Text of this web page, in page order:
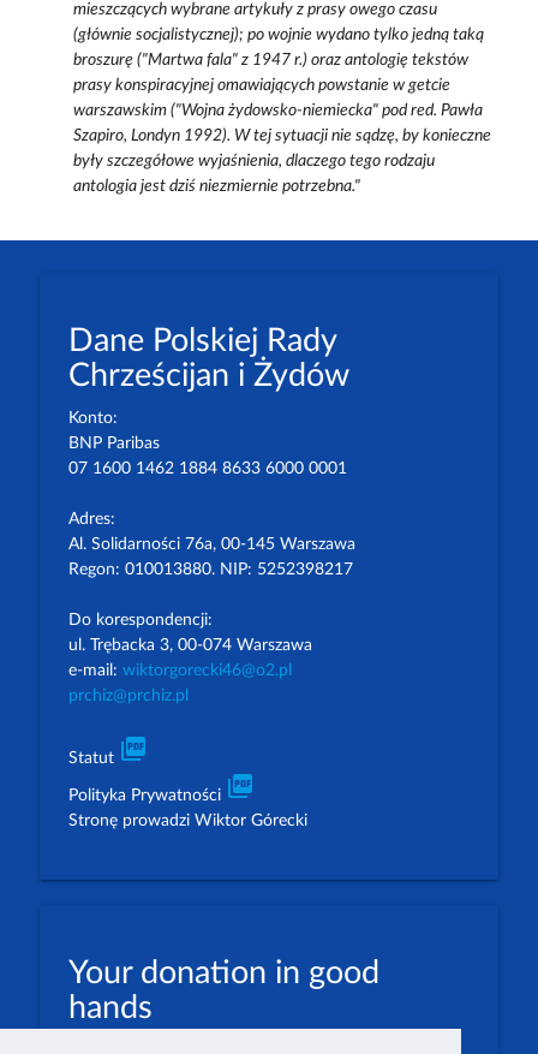
mieszczących wybrane artykuły z prasy owego czasu
(głównie socjalistycznej); po wojnie wydano tylko jedną taką
broszurę ("Martwa fala" z 1947 r.) oraz antologię tekstów
prasy konspiracyjnej omawiających powstanie w getcie
warszawskim ("Wojna żydowsko-niemiecka" pod red. Pawła
Szapiro, Londyn 1992). W tej sytuacji nie sądzę, by konieczne
były szczegółowe wyjaśnienia, dlaczego tego rodzaju
antologia jest dziś niezmiernie potrzebna."
Dane Polskiej Rady
Chrześcijan i Żydów
Konto:
BNP Paribas
07 1600 1462 1884 8633 6000 0001
Adres:
Al. Solidarności 76a, 00-145 Warszawa
Regon: 010013880. NIP: 5252398217
Do korespondencji:
ul. Trębacka 3, 00-074 Warszawa
e-mail: wiktorgorecki46@o2.pl
prchiz@prchiz.pl
Statut picture_as_pdf
Polityka Prywatności picture_as_pdf
Stronę prowadzi Wiktor Górecki
Your donation in good
hands